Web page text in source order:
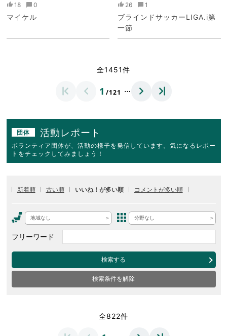
18 0
マイケル
26 1
ブラインドサッカーLIGA.i第
一節
全1451件
1 /121 …
団体 活動レポート
ボランティア団体が、活動の様子を発信しています。気になるレポー
トをチェックしてみましょう！
新着順 古い順 いいね！が多い順 コメントが多い順
地域なし 分野なし
フリーワード
検索する
検索条件を解除
全822件